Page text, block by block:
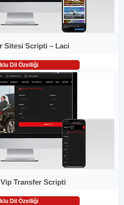
Sitesi Scripti – Laci
Dil Özelliği
Vip Transfer Scripti
Dil Özelliği